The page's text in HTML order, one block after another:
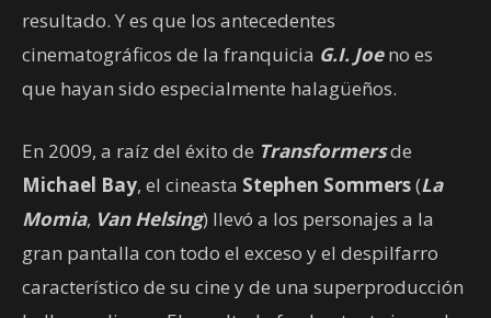
resultado. Y es que los antecedentes
cinematográficos de la franquicia G.I. Joe no es
que hayan sido especialmente halagüeños.
En 2009, a raíz del éxito de Transformersde
Michael Bay, el cineasta Stephen Sommers(La
Momia, Van Helsing) llevó a los personajes a la
gran pantalla con todo el exceso y el despilfarro
característico de su cine y de una superproducción